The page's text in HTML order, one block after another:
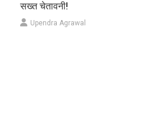
सख्त चेतावनी!
Upendra Agrawal